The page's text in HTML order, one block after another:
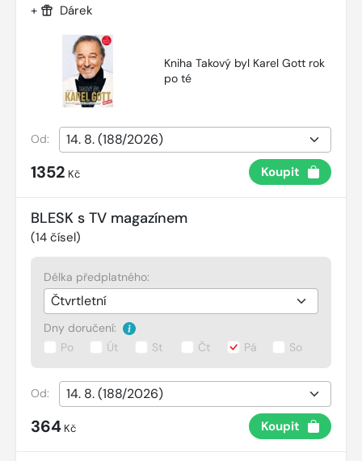
+ Dárek
Kniha Takový byl Karel Gott rok
po té
Od:
1352 Kč Koupit
BLESK s TV magazínem
(14 čísel)
Délka předplatného:
Dny doručení:
Po
Út St Čt Pá So
Od:
364 Kč Koupit